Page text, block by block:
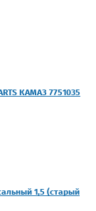
КАМАЗ 7751035
1,5 (старый